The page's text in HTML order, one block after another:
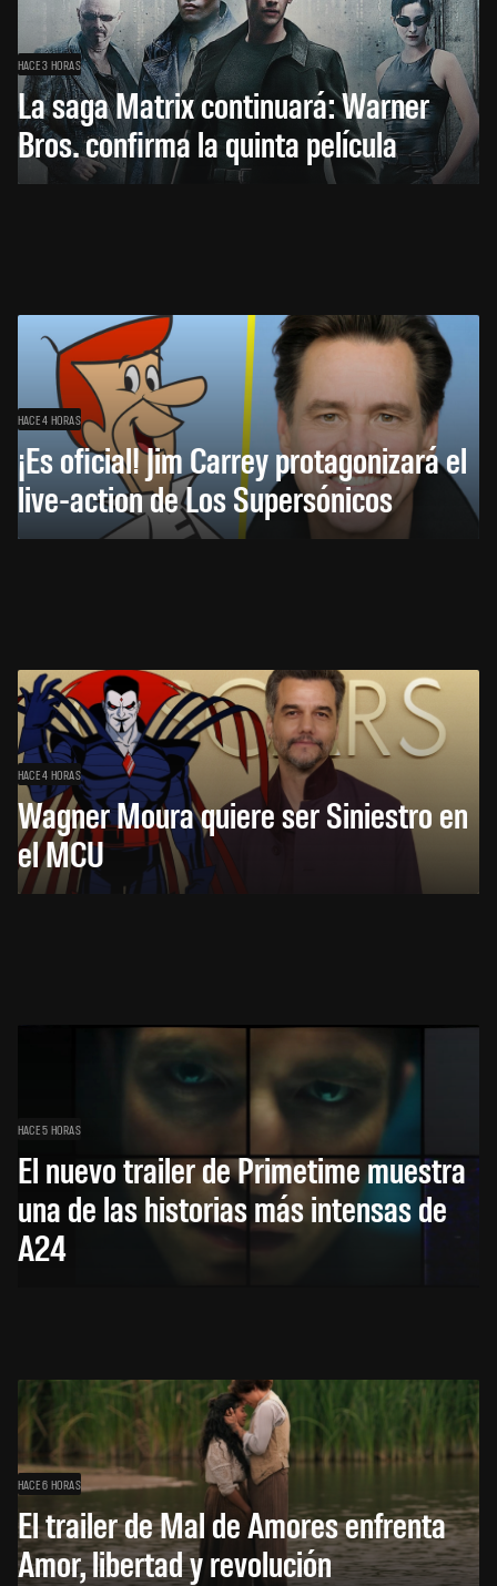
HACE 3 HORAS
La saga Matrix continuará: Warner
Bros. confirma la quinta película
HACE 4 HORAS
¡Es oficial! Jim Carrey protagonizará el
live-action de Los Supersónicos
HACE 4 HORAS
Wagner Moura quiere ser Siniestro en
el MCU
HACE 5 HORAS
El nuevo trailer de Primetime muestra
una de las historias más intensas de
A24
HACE 6 HORAS
El trailer de Mal de Amores enfrenta
Amor, libertad y revolución